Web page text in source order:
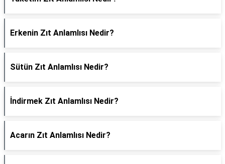
Erkenin Zıt Anlamlısı Nedir?
Sütün Zıt Anlamlısı Nedir?
İndirmek Zıt Anlamlısı Nedir?
Acarın Zıt Anlamlısı Nedir?